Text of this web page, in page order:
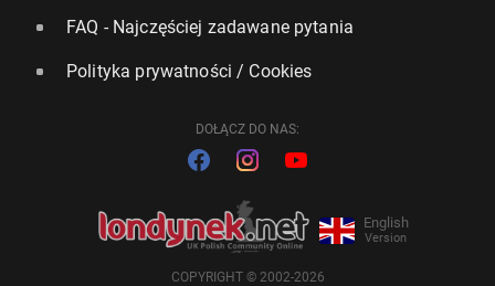
FAQ - Najczęściej zadawane pytania
Polityka prywatności / Cookies
DOŁĄCZ DO NAS:
English
Version
COPYRIGHT © 2002-2026